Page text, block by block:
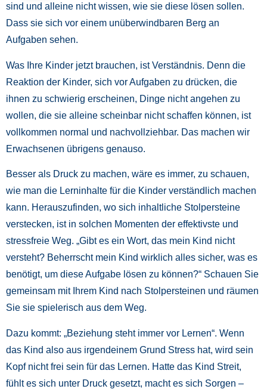
sind und alleine nicht wissen, wie sie diese lösen sollen.
Dass sie sich vor einem unüberwindbaren Berg an
Aufgaben sehen.
Was Ihre Kinder jetzt brauchen, ist Verständnis. Denn die
Reaktion der Kinder, sich vor Aufgaben zu drücken, die
ihnen zu schwierig erscheinen, Dinge nicht angehen zu
wollen, die sie alleine scheinbar nicht schaffen können, ist
vollkommen normal und nachvollziehbar. Das machen wir
Erwachsenen übrigens genauso.
Besser als Druck zu machen, wäre es immer, zu schauen,
wie man die Lerninhalte für die Kinder verständlich machen
kann. Herauszufinden, wo sich inhaltliche Stolpersteine
verstecken, ist in solchen Momenten der effektivste und
stressfreie Weg. „Gibt es ein Wort, das mein Kind nicht
versteht? Beherrscht mein Kind wirklich alles sicher, was es
benötigt, um diese Aufgabe lösen zu können?“ Schauen Sie
gemeinsam mit Ihrem Kind nach Stolpersteinen und räumen
Sie sie spielerisch aus dem Weg.
Dazu kommt: „Beziehung steht immer vor Lernen“. Wenn
das Kind also aus irgendeinem Grund Stress hat, wird sein
Kopf nicht frei sein für das Lernen. Hatte das Kind Streit,
fühlt es sich unter Druck gesetzt, macht es sich Sorgen –